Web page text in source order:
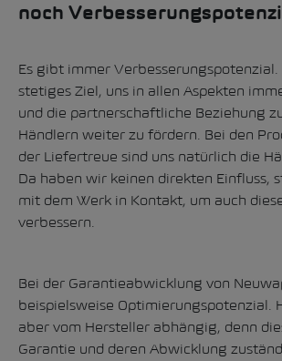
noch
Es gibt immer Verbesserungspotenzial.
stetiges Ziel, uns in allen Aspekten
und die partnerschaftliche Beziehung
Händlern weiter zu fördern. Bei den
der Liefertreue sind uns natürlich die
Da haben wir keinen direkten Einfluss,
mit dem Werk in Kontakt, um auch
verbessern.
Bei der Garantieabwicklung von
beispielsweise Optimierungspotenzial.
aber vom Hersteller abhängig, denn
Garantie und deren Abwicklung